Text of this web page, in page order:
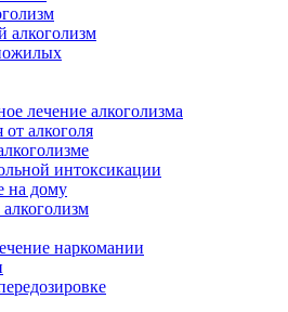
алкоголизм
лечение алкоголизма
алкоголя
интоксикации
на дому
наркомании